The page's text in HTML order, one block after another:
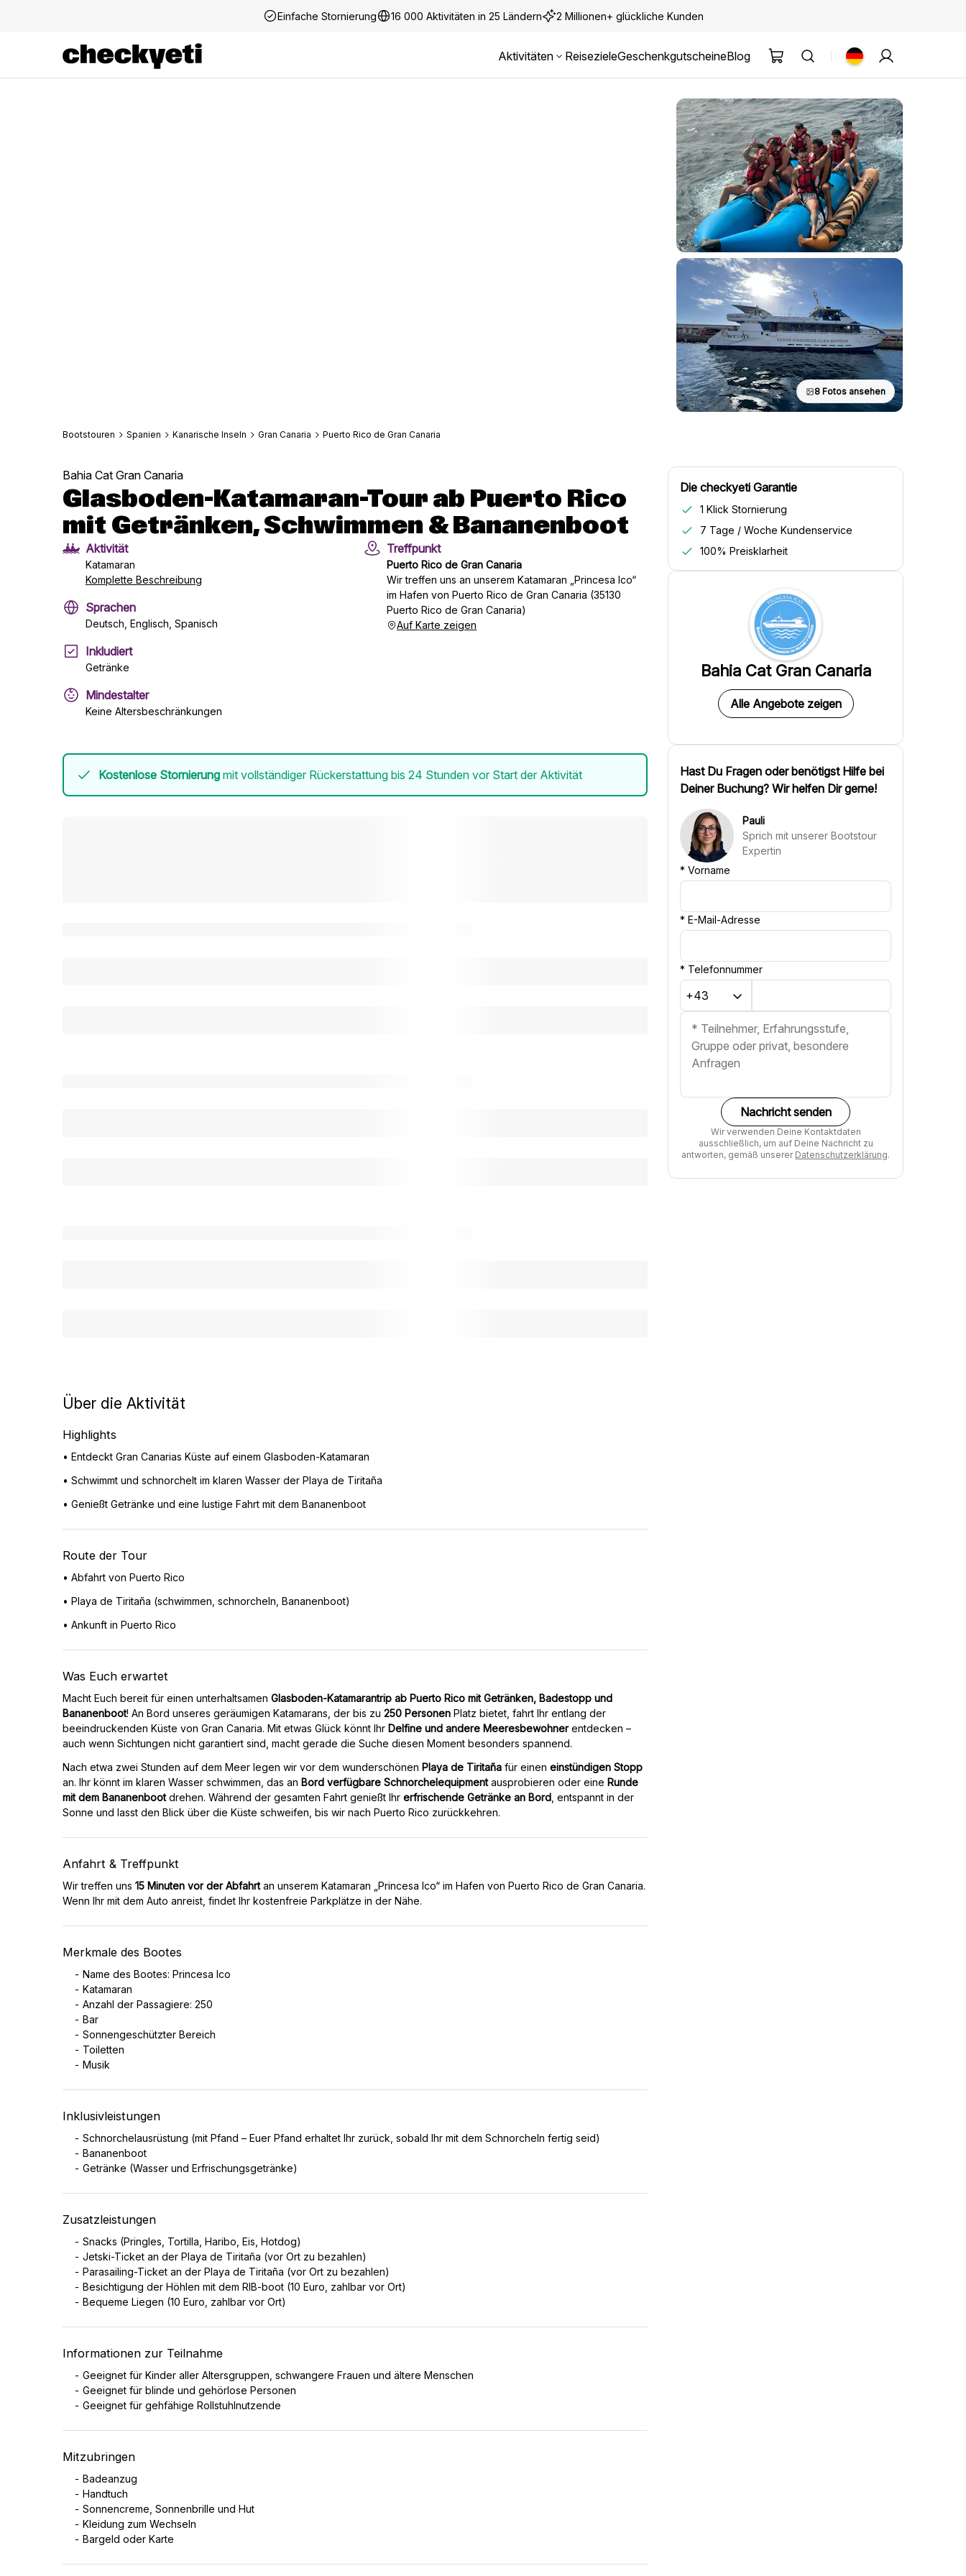
Einfache Stornierung 16 000 Aktivitäten in 25 Ländern 2 Millionen+ glückliche Kunden
Aktivitäten ReisezieleGeschenkgutscheineBlog
8 Fotos ansehen
Bootstouren Spanien Kanarische Inseln Gran Canaria Puerto Rico de Gran Canaria
Bahia Cat Gran Canaria
Glasboden-Katamaran-Tour ab Puerto Rico
mit Getränken, Schwimmen & Bananenboot
Aktivität
Katamaran
Komplette Beschreibung
Sprachen
Deutsch, Englisch, Spanisch
Inkludiert
Getränke
Mindestalter
Keine Altersbeschränkungen
Treffpunkt
Puerto Rico de Gran Canaria
Wir treffen uns an unserem Katamaran „Princesa Ico“
im Hafen von Puerto Rico de Gran Canaria (35130
Puerto Rico de Gran Canaria)
Auf Karte zeigen
Kostenlose Stornierung mit vollständiger Rückerstattung bis 24 Stunden vor Start der Aktivität
Über die Aktivität
Highlights
• Entdeckt Gran Canarias Küste auf einem Glasboden-Katamaran
• Schwimmt und schnorchelt im klaren Wasser der Playa de Tiritaña
• Genießt Getränke und eine lustige Fahrt mit dem Bananenboot
Route der Tour
• Abfahrt von Puerto Rico
• Playa de Tiritaña (schwimmen, schnorcheln, Bananenboot)
• Ankunft in Puerto Rico
Was Euch erwartet
Macht Euch bereit für einen unterhaltsamen Glasboden-Katamarantrip ab Puerto Rico mit Getränken, Badestopp und
Bananenboot! An Bord unseres geräumigen Katamarans, der bis zu 250 Personen Platz bietet, fahrt Ihr entlang der
beeindruckenden Küste von Gran Canaria. Mit etwas Glück könnt Ihr Delfine und andere Meeresbewohnerentdecken –
auch wenn Sichtungen nicht garantiert sind, macht gerade die Suche diesen Moment besonders spannend.
Nach etwa zwei Stunden auf dem Meer legen wir vor dem wunderschönen Playa de Tiritaña für einen einstündigen Stopp
an. Ihr könnt im klaren Wasser schwimmen, das an Bord verfügbare Schnorchelequipmentausprobieren oder eine Runde
mit dem Bananenbootdrehen. Während der gesamten Fahrt genießt Ihr erfrischende Getränke an Bord , entspannt in der
Sonne und lasst den Blick über die Küste schweifen, bis wir nach Puerto Rico zurückkehren.
Anfahrt & Treffpunkt
Wir treffen uns 15 Minuten vor der Abfahrtan unserem Katamaran „Princesa Ico“ im Hafen von Puerto Rico de Gran Canaria.
Wenn Ihr mit dem Auto anreist, findet Ihr kostenfreie Parkplätze in der Nähe.
Merkmale des Bootes
Name des Bootes: Princesa Ico
Katamaran
Anzahl der Passagiere: 250
Bar
Sonnengeschützter Bereich
Toiletten
Musik
Inklusivleistungen
Schnorchelausrüstung (mit Pfand – Euer Pfand erhaltet Ihr zurück, sobald Ihr mit dem Schnorcheln fertig seid)
Bananenboot
Getränke (Wasser und Erfrischungsgetränke)
Zusatzleistungen
Snacks (Pringles, Tortilla, Haribo, Eis, Hotdog)
Jetski-Ticket an der Playa de Tiritaña (vor Ort zu bezahlen)
Parasailing-Ticket an der Playa de Tiritaña (vor Ort zu bezahlen)
Besichtigung der Höhlen mit dem RIB-boot (10 Euro, zahlbar vor Ort)
Bequeme Liegen (10 Euro, zahlbar vor Ort)
Informationen zur Teilnahme
Geeignet für Kinder aller Altersgruppen, schwangere Frauen und ältere Menschen
Geeignet für blinde und gehörlose Personen
Geeignet für gehfähige Rollstuhlnutzende
Mitzubringen
Badeanzug
Handtuch
Sonnencreme, Sonnenbrille und Hut
Kleidung zum Wechseln
Bargeld oder Karte
Die checkyeti Garantie
1 Klick Stornierung
7 Tage / Woche Kundenservice
100% Preisklarheit
Bahia Cat Gran Canaria
Alle Angebote zeigen
Hast Du Fragen oder benötigst Hilfe bei
Deiner Buchung? Wir helfen Dir gerne!
Pauli
Sprich mit unserer Bootstour
Expertin
*Vorname
*E-Mail-Adresse
* Telefonnummer
Nachricht senden
Wir verwenden Deine Kontaktdaten
ausschließlich, um auf Deine Nachricht zu
antworten, gemäß unserer Datenschutzerklärung.